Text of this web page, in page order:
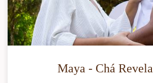
Maya - Chá